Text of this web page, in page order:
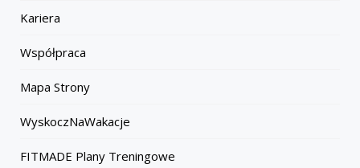
Kariera
Współpraca
Mapa Strony
WyskoczNaWakacje
FITMADE Plany Treningowe